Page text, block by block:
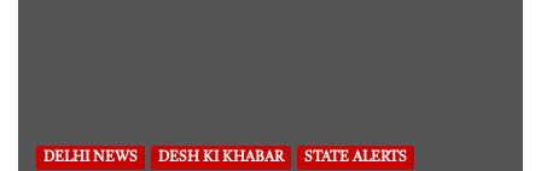
DELHI NEWS DESH KI KHABAR STATE ALERTS